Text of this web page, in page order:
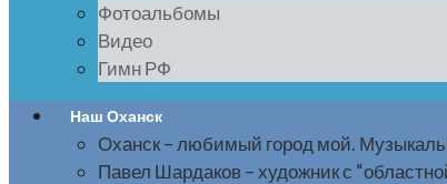
Фотоальбомы
Видео
Гимн РФ
Наш Оханск
Оханск – любимый город мой.
Павел Шардаков – художник с